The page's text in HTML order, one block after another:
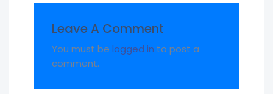
Leave A Comment
You must be logged in to post a
comment.